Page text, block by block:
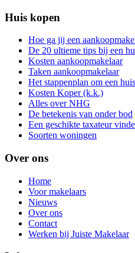
Huis kopen
Hoe ga jij een
De 20 ultieme tips bij een
Kosten aankoopmakelaar
Taken aankoopmakelaar
Het stappenplan om een
Kosten Koper (k.k.)
Alles over NHG
De betekenis van onder bod
Een geschikte taxateur
Soorten woningen
Over ons
Home
Voor makelaars
Nieuws
Over ons
Contact
Werken bij Juiste Makelaar